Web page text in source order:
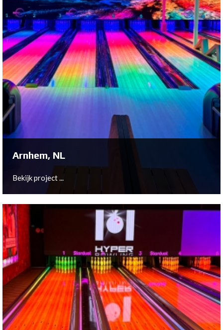
Arnhem, NL
Bekijk project ...
Arnhem, NL